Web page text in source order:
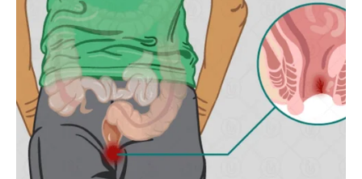
privlači druge.
DEVICA
Device krajem februara pronalaze sreću u redu i jasnoći.
Nešto što vas je mučilo dobija konačan odgovor.
Papirologija se završava. Nesporazum se razjašnjava.
Plan dobija precizne korake.